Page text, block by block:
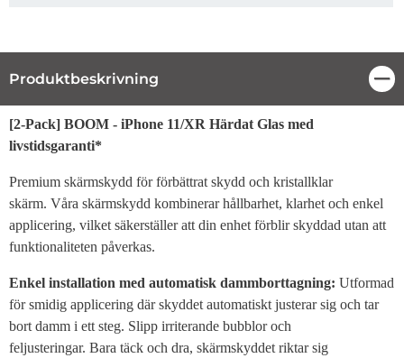
Produktbeskrivning
Produktbeskrivning
[2-Pack] BOOM - iPhone 11/XR Härdat Glas med
livstidsgaranti*
Premium skärmskydd för förbättrat skydd och kristallklar
skärm. Våra skärmskydd kombinerar hållbarhet, klarhet och enkel
applicering, vilket säkerställer att din enhet förblir skyddad utan att
funktionaliteten påverkas.
Enkel installation med automatisk dammborttagning: Utformad
för smidig applicering där skyddet automatiskt justerar sig och tar
bort damm i ett steg. Slipp irriterande bubblor och
feljusteringar. Bara täck och dra, skärmskyddet riktar sig